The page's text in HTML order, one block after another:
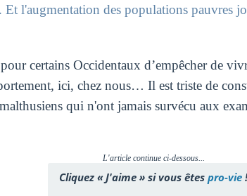
Et l'augmentation des populations pauvres
certains Occidentaux d’empêcher de
ici, chez nous… Il est triste de
qui n'ont jamais survécu aux
L'article continue ci-dessous...
Cliquez « J'aime » si vous êtes pro-vie !